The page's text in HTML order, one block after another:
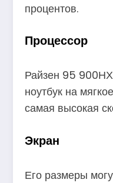
процентов.
Процессор
Райзен 95
ноутбук на
самая высокая
Экран
Его размеры